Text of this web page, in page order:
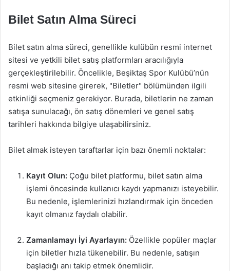
Bilet Satın Alma Süreci
Bilet satın alma süreci, genellikle kulübün resmi internet
sitesi ve yetkili bilet satış platformları aracılığıyla
gerçekleştirilebilir. Öncelikle, Beşiktaş Spor Kulübü’nün
resmi web sitesine girerek, "Biletler" bölümünden ilgili
etkinliği seçmeniz gerekiyor. Burada, biletlerin ne zaman
satışa sunulacağı, ön satış dönemleri ve genel satış
tarihleri hakkında bilgiye ulaşabilirsiniz.
Bilet almak isteyen taraftarlar için bazı önemli noktalar:
Kayıt Olun: Çoğu bilet platformu, bilet satın alma
işlemi öncesinde kullanıcı kaydı yapmanızı isteyebilir.
Bu nedenle, işlemlerinizi hızlandırmak için önceden
kayıt olmanız faydalı olabilir.
Zamanlamayı İyi Ayarlayın: Özellikle popüler maçlar
için biletler hızla tükenebilir. Bu nedenle, satışın
başladığı anı takip etmek önemlidir.